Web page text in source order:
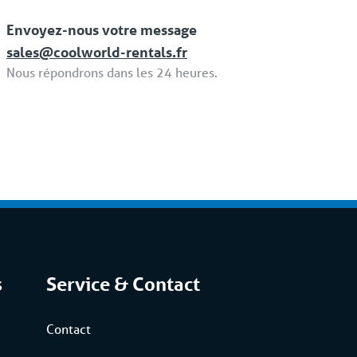
Envoyez-nous votre message
sales@coolworld-rentals.fr
Nous répondrons dans les 24 heures.
Service & Contact
Contact